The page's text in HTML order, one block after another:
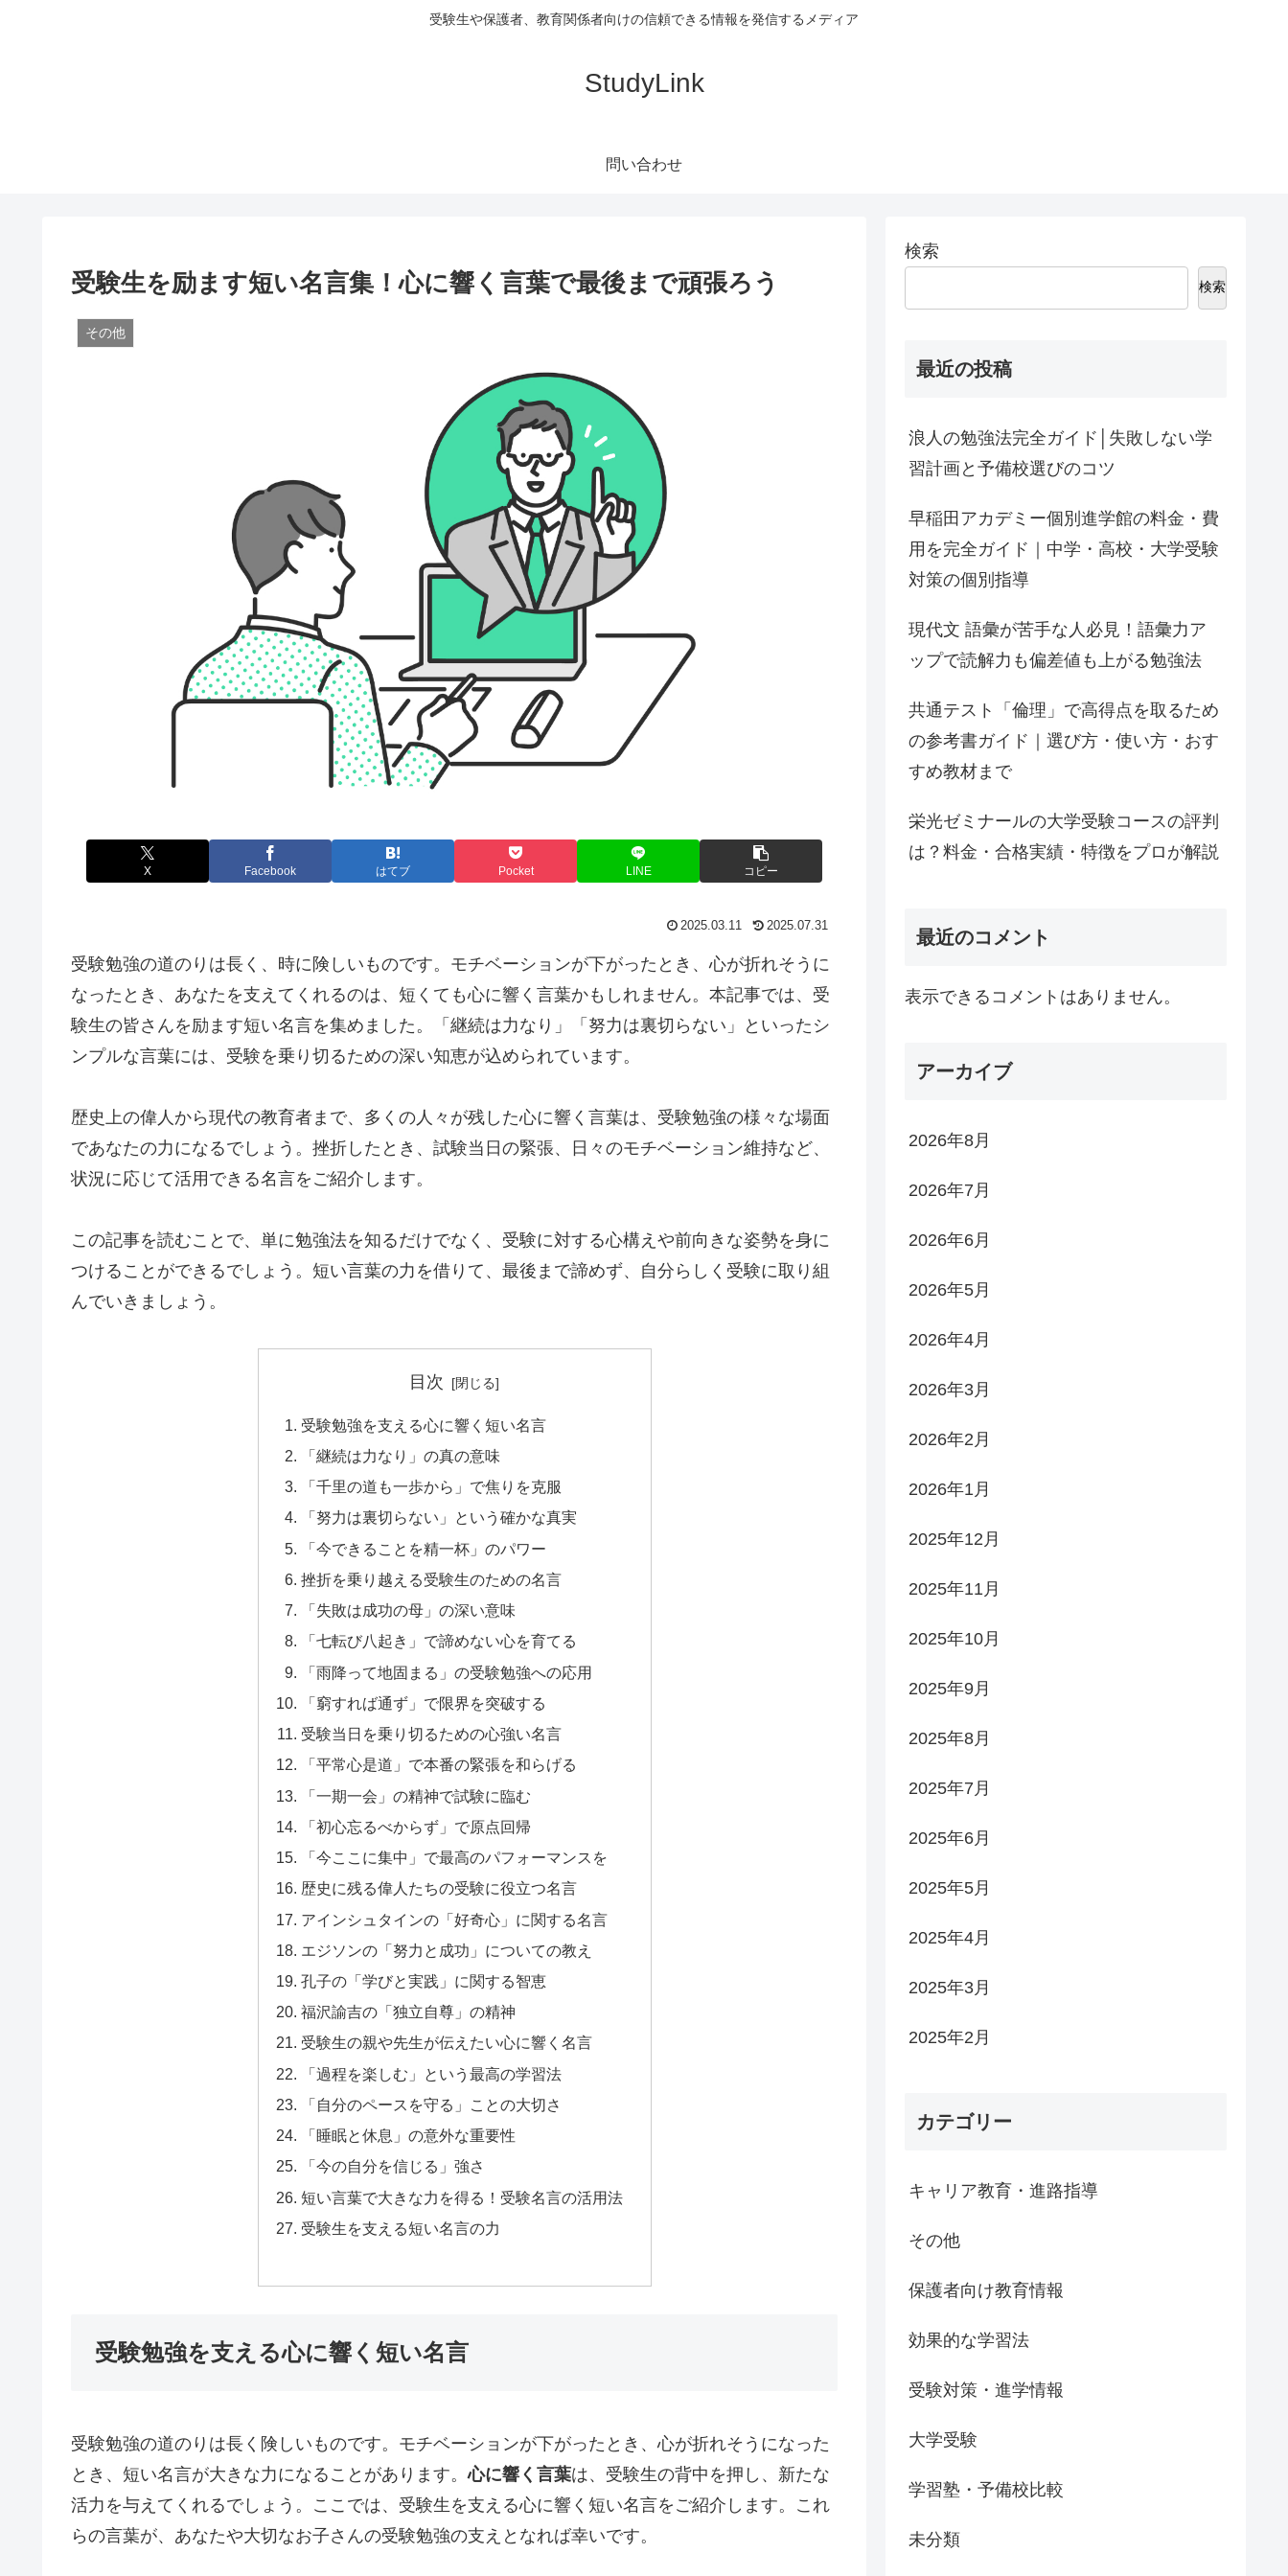
受験生や保護者、教育関係者向けの信頼できる情報を発信するメディア
StudyLink
問い合わせ
受験生を励ます短い名言集！心に響く言葉で最後まで頑張ろう
その他
X Facebook はてブ Pocket LINE コピー
2025.03.11 2025.07.31
受験勉強の道のりは長く、時に険しいものです。モチベーションが下がったとき、心が折れそうに
なったとき、あなたを支えてくれるのは、短くても心に響く言葉かもしれません。本記事では、受
験生の皆さんを励ます短い名言を集めました。「継続は力なり」「努力は裏切らない」といったシ
ンプルな言葉には、受験を乗り切るための深い知恵が込められています。
歴史上の偉人から現代の教育者まで、多くの人々が残した心に響く言葉は、受験勉強の様々な場面
であなたの力になるでしょう。挫折したとき、試験当日の緊張、日々のモチベーション維持など、
状況に応じて活用できる名言をご紹介します。
この記事を読むことで、単に勉強法を知るだけでなく、受験に対する心構えや前向きな姿勢を身に
つけることができるでしょう。短い言葉の力を借りて、最後まで諦めず、自分らしく受験に取り組
んでいきましょう。
目次
受験勉強を支える心に響く短い名言
「継続は力なり」の真の意味
「千里の道も一歩から」で焦りを克服
「努力は裏切らない」という確かな真実
「今できることを精一杯」のパワー
挫折を乗り越える受験生のための名言
「失敗は成功の母」の深い意味
「七転び八起き」で諦めない心を育てる
「雨降って地固まる」の受験勉強への応用
「窮すれば通ず」で限界を突破する
受験当日を乗り切るための心強い名言
「平常心是道」で本番の緊張を和らげる
「一期一会」の精神で試験に臨む
「初心忘るべからず」で原点回帰
「今ここに集中」で最高のパフォーマンスを
歴史に残る偉人たちの受験に役立つ名言
アインシュタインの「好奇心」に関する名言
エジソンの「努力と成功」についての教え
孔子の「学びと実践」に関する智恵
福沢諭吉の「独立自尊」の精神
受験生の親や先生が伝えたい心に響く名言
「過程を楽しむ」という最高の学習法
「自分のペースを守る」ことの大切さ
「睡眠と休息」の意外な重要性
「今の自分を信じる」強さ
短い言葉で大きな力を得る！受験名言の活用法
受験生を支える短い名言の力
受験勉強を支える心に響く短い名言
受験勉強の道のりは長く険しいものです。モチベーションが下がったとき、心が折れそうになった
とき、短い名言が大きな力になることがあります。心に響く言葉は、受験生の背中を押し、新たな
活力を与えてくれるでしょう。ここでは、受験生を支える心に響く短い名言をご紹介します。これ
らの言葉が、あなたや大切なお子さんの受験勉強の支えとなれば幸いです。
検索
検索
最近の投稿
浪人の勉強法完全ガイド│失敗しない学
習計画と予備校選びのコツ
早稲田アカデミー個別進学館の料金・費
用を完全ガイド｜中学・高校・大学受験
対策の個別指導
現代文 語彙が苦手な人必見！語彙力ア
ップで読解力も偏差値も上がる勉強法
共通テスト「倫理」で高得点を取るため
の参考書ガイド｜選び方・使い方・おす
すめ教材まで
栄光ゼミナールの大学受験コースの評判
は？料金・合格実績・特徴をプロが解説
最近のコメント
表示できるコメントはありません。
アーカイブ
2026年8月
2026年7月
2026年6月
2026年5月
2026年4月
2026年3月
2026年2月
2026年1月
2025年12月
2025年11月
2025年10月
2025年9月
2025年8月
2025年7月
2025年6月
2025年5月
2025年4月
2025年3月
2025年2月
カテゴリー
キャリア教育・進路指導
その他
保護者向け教育情報
効果的な学習法
受験対策・進学情報
大学受験
学習塾・予備校比較
未分類